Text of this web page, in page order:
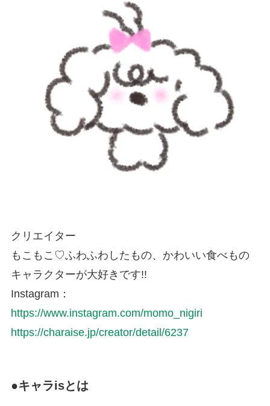
クリエイター
もこもこ♡ふわふわしたもの、かわいい食べもの
キャラクターが大好きです!!
Instagram：
https://www.instagram.com/momo_nigiri
https://charaise.jp/creator/detail/6237
●キャラisとは